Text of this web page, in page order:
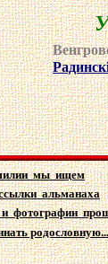
Радинск
мы ищем
альманаха
фотографии
родословную...